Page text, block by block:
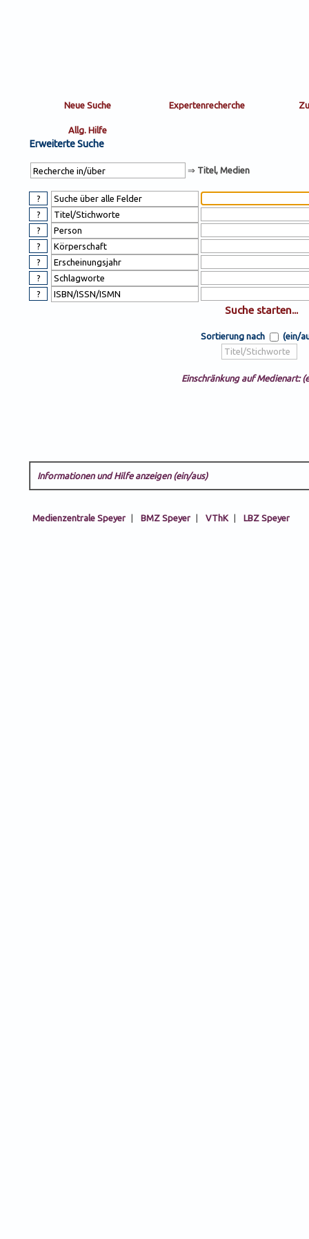
Erweiterte Suche
⇒ Titel, Medien
Sortierung nach (ein/
Einschränkung auf Medienart:
Informationen und Hilfe anzeigen (ein/aus)
Medienzentrale Speyer | BMZ Speyer | VThK | LBZ Speyer